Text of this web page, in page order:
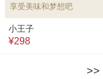
享受美味和梦想吧
小王子
¥298